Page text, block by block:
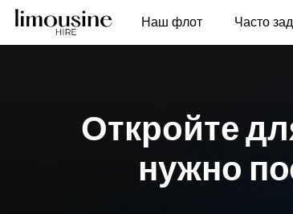
Наш флот Часто
Откройте
нужно